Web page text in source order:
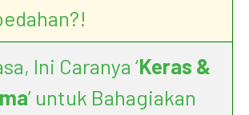
Ini Caranya ‘Keras &
’ untuk Bahagiakan